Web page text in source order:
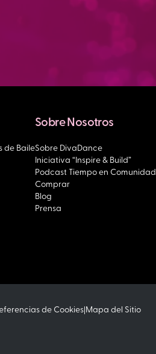
de Baile
Sobre Nosotros
Sobre DivaDance
Iniciativa “Inspire & Build”
Podcast Tiempo en Comunidad
Comprar
Blog
Prensa
de Cookies|Mapa del Sitio